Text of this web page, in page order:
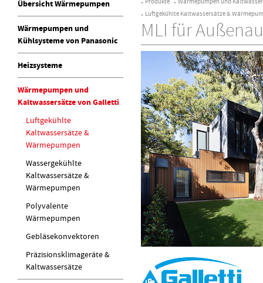
Übersicht Wärmepumpen
Wärmepumpen und
Kühlsysteme von Panasonic
Heizsysteme
Wärmepumpen und
Kaltwassersätze von Galletti
Luftgekühlte
Kaltwassersätze &
Wärmepumpen
Wassergekühlte
Kaltwassersätze &
Wärmepumpen
Polyvalente
Wärmepumpen
Gebläsekonvektoren
Präzisionsklimageräte &
Kaltwassersätze
► ►
► Luftgekühlte Kaltwassersätze &
MLI für